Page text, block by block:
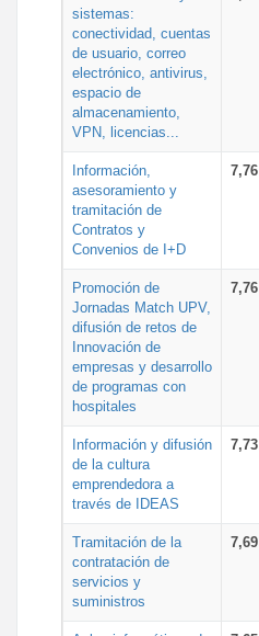
sistemas:
conectividad, cuentas
de usuario, correo
electrónico, antivirus,
espacio de
almacenamiento,
VPN, licencias...
Información,
asesoramiento y
tramitación de
Contratos y
Convenios de I+D
7,76
Promoción de
Jornadas Match UPV,
difusión de retos de
Innovación de
empresas y desarrollo
de programas con
hospitales
7,76
Información y difusión
de la cultura
emprendedora a
través de IDEAS
7,73
Tramitación de la
contratación de
servicios y
suministros
7,69